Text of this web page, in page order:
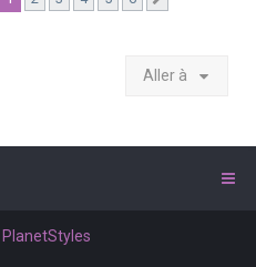
Aller à
PlanetStyles